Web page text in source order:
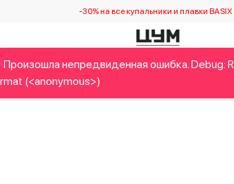
-30% на все купальники и плавки BASIX
Home&Gifts Украинские дизайнеры
непредвиденная ошибка. Debug:
(<anonymous>)